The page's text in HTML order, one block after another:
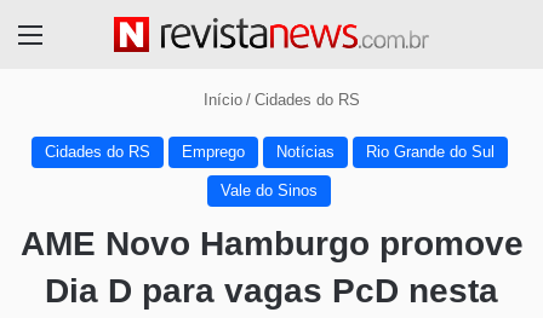
Início / Cidades do RS
Cidades do RS Emprego Notícias Rio Grande do Sul
Vale do Sinos
AME Novo Hamburgo promove
Dia D para vagas PcD nesta